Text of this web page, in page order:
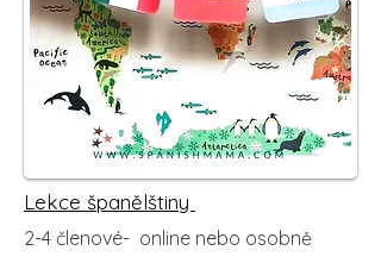
Lekce španělštiny
2-4 členové- online nebo osobně